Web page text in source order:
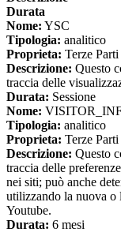
Durata
Nome: YSC
Tipologia: analitico
Proprieta: Terze Parti
Descrizione: Questo
traccia delle
Durata: Sessione
Nome:
Tipologia: analitico
Proprieta: Terze Parti
Descrizione: Questo
traccia delle
nei siti; può anche
utilizzando la nuova o
Youtube.
Durata: 6 mesi